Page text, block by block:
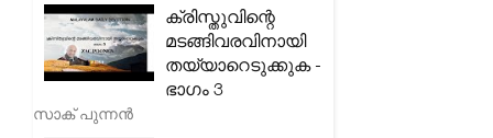
ക്രിസ്തുവിന്റെ
മടങ്ങിവരവിനായി
തയ്യാറെടുക്കുക -
ഭാഗം 3
സാക് പുന്നൻ